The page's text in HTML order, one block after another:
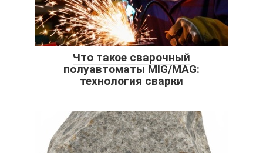
Что такое сварочный
полуавтоматы MIG/MAG:
технология сварки